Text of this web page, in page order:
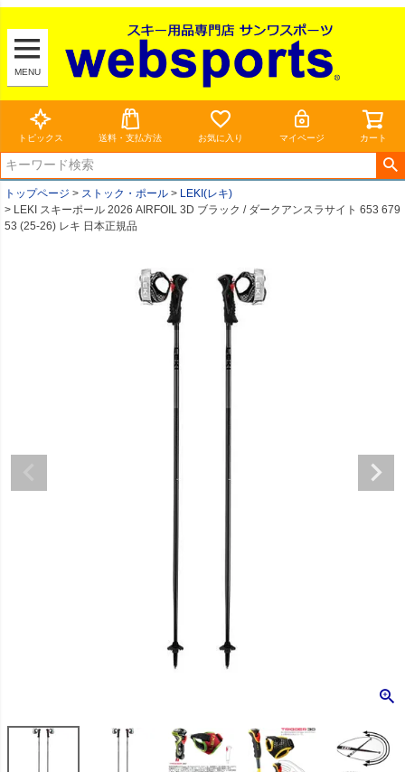
MENU
トピックス 送料・支払方法 お気に入り マイページ カート
トップページ ストック・ポール
LEKI(レキ)
LEKI スキーポール 2026 AIRFOIL 3D ブラック / ダークアンスラサイト 653 679
53 (25-26) レキ 日本正規品